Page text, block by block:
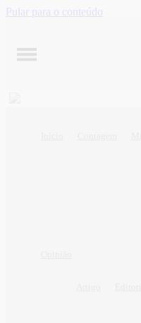
Pular para o conteúdo